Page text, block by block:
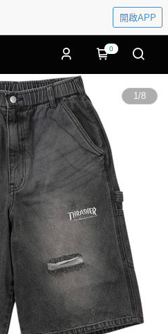
開啟APP
0
1/8